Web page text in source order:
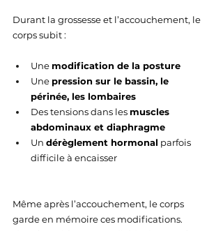
Durant la grossesse et l’accouchement, le
corps subit :
Une modification de la posture
Une pression sur le bassin, le
périnée, les lombaires
Des tensions dans les muscles
abdominaux et diaphragme
Un dérèglement hormonal parfois
difficile à encaisser
Même après l’accouchement, le corps
garde en mémoire ces modifications.